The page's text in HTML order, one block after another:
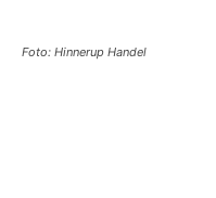
Foto: Hinnerup Handel